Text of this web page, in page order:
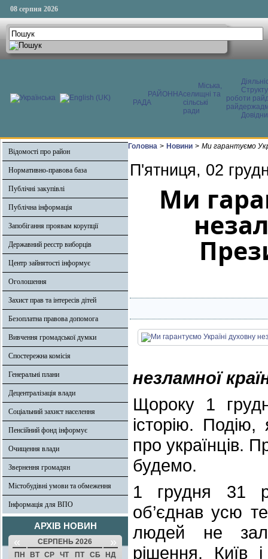
08 серпня 2026
РАЙОННА
РАДА
Міська,
селищні та
сільські
ради
роботи
Відомості про район
Нормативно-правова база
Публічні закупівлі
Публічна інформація
Запобігання проявам корупції
Державний реєстр виборців
Центр зайнятості інформує
Оголошення
Захист прав та інтересів дітей
Безоплатна правова допомога
Вивчення громадської думки
Спостережна комісія
Генеральні плани
Децентралізація влади
Соціальний захист населення
Пенсійний фонд інформує
Очищення влади
Звернення громадян
Містобудівні умови та обмеження
Інформація для ВПО
АРХІВ НОВИН
« СЕРПЕНЬ 2026 »
ПН ВТ СР ЧТ ПТ СБ
НД
Головна > Новини > Ми гарантуємо
П'ятниця, 02
Ми
незламної
Щороку 1
історію.
про українців.
будемо.
1 грудня 31
об’єднав усю
людей не
рішення. Київ